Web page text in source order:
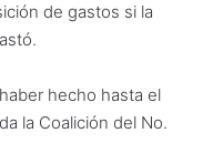
de gastos si la
hecho hasta el
la Coalición del No.